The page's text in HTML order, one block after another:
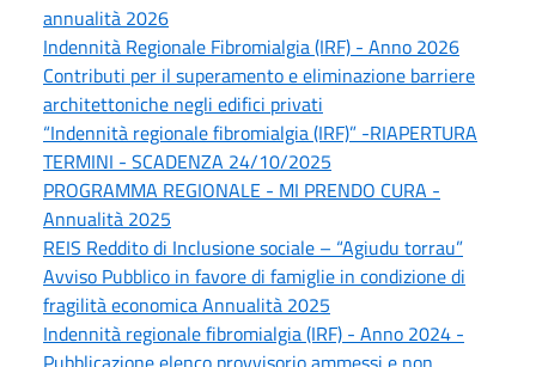
annualità 2026
Indennità Regionale Fibromialgia (IRF) - Anno 2026
Contributi per il superamento e eliminazione barriere
architettoniche negli edifici privati
“Indennità regionale fibromialgia (IRF)” -RIAPERTURA
TERMINI - SCADENZA 24/10/2025
PROGRAMMA REGIONALE - MI PRENDO CURA -
Annualità 2025
REIS Reddito di Inclusione sociale – “Agiudu torrau”
Avviso Pubblico in favore di famiglie in condizione di
fragilità economica Annualità 2025
Indennità regionale fibromialgia (IRF) - Anno 2024 -